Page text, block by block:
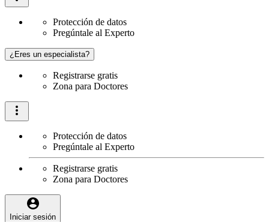
Protección de datos
Pregúntale al Experto
¿Eres un especialista?
Registrarse gratis
Zona para Doctores
Protección de datos
Pregúntale al Experto
Registrarse gratis
Zona para Doctores
Iniciar sesión